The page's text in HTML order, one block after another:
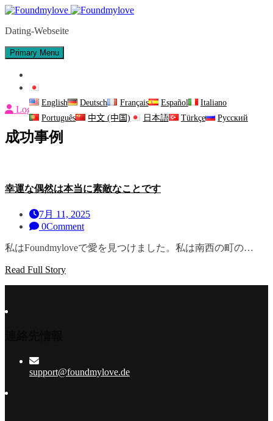
Skip
content
Dating-Webseite
Primary Menu
English Deutsch Français Español
Italiano
Português
中文 (中国) 日本語 Türkçe Русский
Login
成功事例
幸運な偶然は本当に素敵なことです
7月 11, 2025
0Comment
私はFoundmyloveで愛を見つけました。私は南西の町の…
Read Full Story
support@foundmylove.de